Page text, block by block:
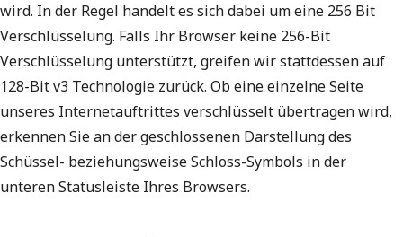
wird. In der Regel handelt es sich dabei um eine 256 Bit
Verschlüsselung. Falls Ihr Browser keine 256-Bit
Verschlüsselung unterstützt, greifen wir stattdessen auf
128-Bit v3 Technologie zurück. Ob eine einzelne Seite
unseres Internetauftrittes verschlüsselt übertragen wird,
erkennen Sie an der geschlossenen Darstellung des
Schüssel- beziehungsweise Schloss-Symbols in der
unteren Statusleiste Ihres Browsers.